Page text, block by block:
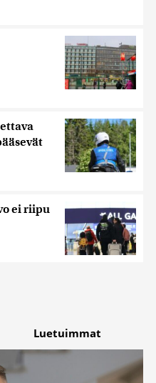
ei riipu
Luetuimmat